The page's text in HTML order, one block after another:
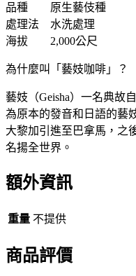
品種 原生藝伎種
處理法 水洗處理
海拔 2,000公尺
為什麼叫「藝妓咖啡」？
藝妓（Geisha）一名典故
為原本的發音和日語的藝
大黎加引進至巴拿馬，之
名揚全世界。
額外資訊
重量 不提供
商品評價